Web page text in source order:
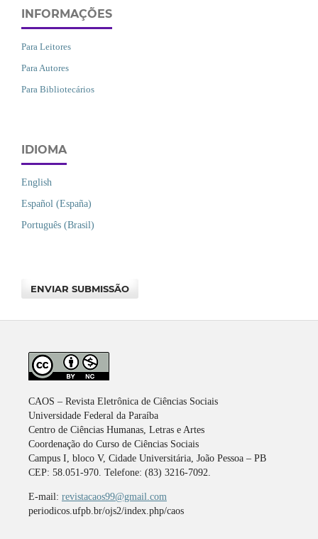
INFORMAÇÕES
Para Leitores
Para Autores
Para Bibliotecários
IDIOMA
English
Español (España)
Português (Brasil)
ENVIAR SUBMISSÃO
CAOS – Revista Eletrônica de Ciências Sociais
Universidade Federal da Paraíba
Centro de Ciências Humanas, Letras e Artes
Coordenação do Curso de Ciências Sociais
Campus I, bloco V, Cidade Universitária, João Pessoa – PB
CEP: 58.051-970. Telefone: (83) 3216-7092.
E-mail: revistacaos99@gmail.com
periodicos.ufpb.br/ojs2/index.php/caos